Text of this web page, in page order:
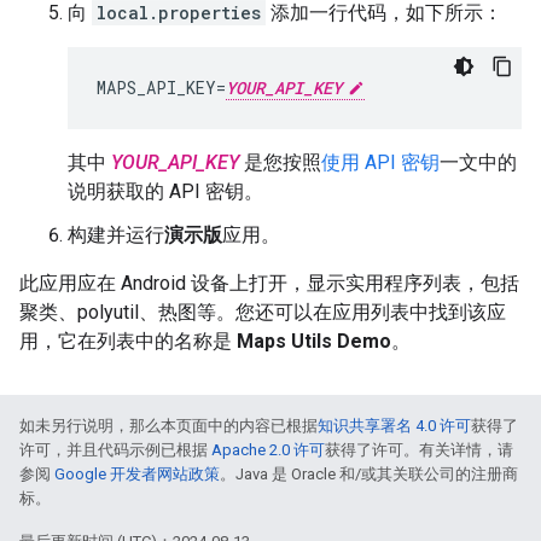
向 local.properties 添加一行代码，如下所示：
MAPS_API_KEY= YOUR_API_KEY
其中 YOUR_API_KEY是您按照使用 API 密钥一文中的
说明获取的 API 密钥。
构建并运行演示版应用。
此应用应在 Android 设备上打开，显示实用程序列表，包括
聚类、polyutil、热图等。您还可以在应用列表中找到该应
用，它在列表中的名称是 Maps Utils Demo。
如未另行说明，那么本页面中的内容已根据知识共享署名 4.0 许可获得了
许可，并且代码示例已根据 Apache 2.0 许可获得了许可。有关详情，请
参阅 Google 开发者网站政策。Java 是 Oracle 和/或其关联公司的注册商
标。